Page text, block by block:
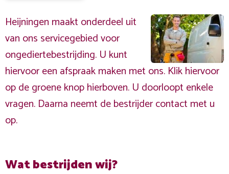
Heijningen maakt onderdeel uit
van ons servicegebied voor
ongediertebestrijding. U kunt
hiervoor een afspraak maken met ons. Klik hiervoor
op de groene knop hierboven. U doorloopt enkele
vragen. Daarna neemt de bestrijder contact met u
op.
Wat bestrijden wij?